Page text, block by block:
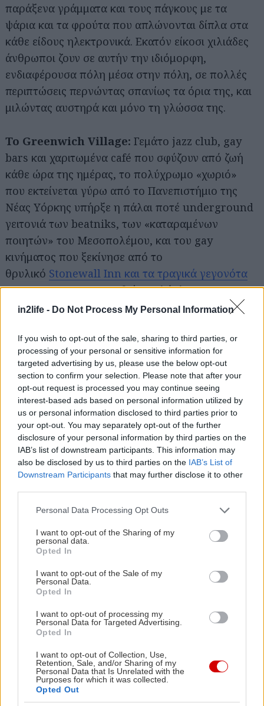
in2life - Do Not Process My Personal Information
If you wish to opt-out of the sale, sharing to third parties, or
processing of your personal or sensitive information for
targeted advertising by us, please use the below opt-out
section to confirm your selection. Please note that after your
opt-out request is processed you may continue seeing
interest-based ads based on personal information utilized by
us or personal information disclosed to third parties prior to
your opt-out. You may separately opt-out of the further
disclosure of your personal information by third parties on the
IAB’s list of downstream participants. This information may
also be disclosed by us to third parties on the IAB’s List of
Downstream Participants that may further disclose it to other
Please note that this website/app uses one or more Google
not limited to your visit or usage behaviour. You may click to
grant or deny consent to Google and its third-party tags to
use your data for below specified purposes in below Google
consent section.
Personal Data Processing Opt Outs
I want to opt-out of the Sharing of my
personal data.
Opted In
I want to opt-out of the Sale of my
Personal Data.
Opted In
I want to opt-out of processing my
Personal Data for Targeted Advertising.
Opted In
I want to opt-out of Collection, Use,
Retention, Sale, and/or Sharing of my
Personal Data that Is Unrelated with the
Purposes for which it was collected.
Opted Out
παράξενα γράμματα και τους πάγκους με τα
ψάρια και τα φρούτα που απλώνονται δίπλα στα
κάθε είδους ηλεκτρονικά. Εκατόν είκοσι χιλιάδες
άνθρωποι ζουν σε αυτήν την ιδιόμορφη,
ενδιαφέρουσα πόλη μέσα στην πόλη, σε πολλές
περιπτώσεις περνώντας σπανίως τα όρια της, και
μιλώντας αυστηρά και μόνο τη γλώσσα της.
Το Greenwich Village: Γεμάτο jazz club, gay
bars και χαριτωμένα café που σφύζουν από ζωή
κάθε ώρα της ημέρας, το πολύχρωμο «χωριό»
που εκτείνεται γύρω από το Πανεπιστήμιο της
Νέας Υόρκης υπήρξε η πάλαι ποτέ underground
γειτονιά των beatniks, των «καταραμένων
ποιητών» του Μεσοπολέμου, και του gay
κινήματος που ξεκίνησε από το
θρυλικό Stonewall Inn και τα τραγικά γεγονότα
του 1969για να επεκταθεί σε ολόκληρο τον
κόσμο.
Σήμερα, το Greenwich Village είναι μια από τις
πιο happy γειτονιές της Νέας Υόρκης, με τα
καταπράσινο πάρκο της Washington Square,
τους καλλιτέχνες του δρόμου που στήνουν τις
παραστάσεις τους παντού, και την τόσο οικεία
από τις ταινίες του Woody Allen Grove street.
MacDougal street, όπου έπαιζε ο Τζίμι Χέντριξ,
και η θρυλική
Το Broadway:Επίσημα λέγεται Theatre District,
απλώνεται στα δυτικά του Midtown γύρω από
για...